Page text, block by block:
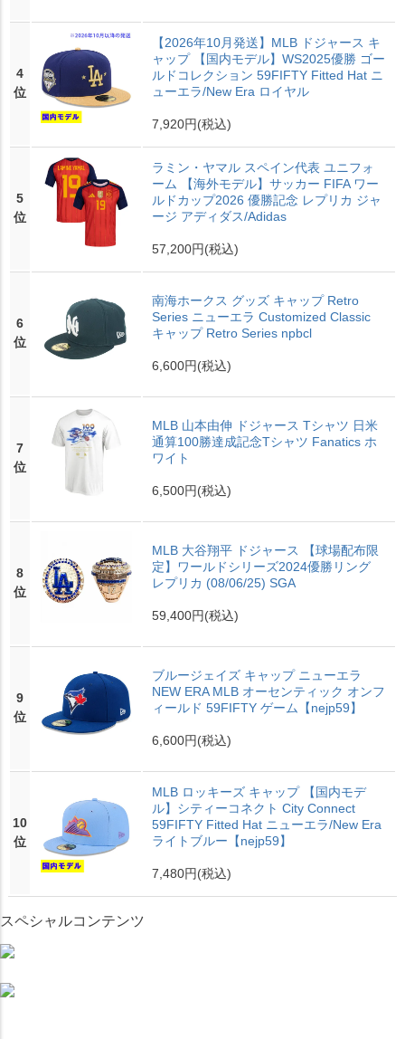
4
位
【2026年10月発送】MLB ドジャース キ
ャップ 【国内モデル】WS2025優勝 ゴー
ルドコレクション 59FIFTY Fitted Hat ニ
ューエラ/New Era ロイヤル
7,920円(税込)
5
位
ラミン・ヤマル スペイン代表 ユニフォ
ーム 【海外モデル】サッカー FIFA ワー
ルドカップ2026 優勝記念 レプリカ ジャ
ージ アディダス/Adidas
57,200円(税込)
6
位
南海ホークス グッズ キャップ Retro
Series ニューエラ Customized Classic
キャップ Retro Series npbcl
6,600円(税込)
7
位
MLB 山本由伸 ドジャース Tシャツ 日米
通算100勝達成記念Tシャツ Fanatics ホ
ワイト
6,500円(税込)
8
位
MLB 大谷翔平 ドジャース 【球場配布限
定】ワールドシリーズ2024優勝リング
レプリカ (08/06/25) SGA
59,400円(税込)
9
位
ブルージェイズ キャップ ニューエラ
NEW ERA MLB オーセンティック オンフ
ィールド 59FIFTY ゲーム【nejp59】
6,600円(税込)
10
位
MLB ロッキーズ キャップ 【国内モデ
ル】シティーコネクト City Connect
59FIFTY Fitted Hat ニューエラ/New Era
ライトブルー【nejp59】
7,480円(税込)
スペシャルコンテンツ